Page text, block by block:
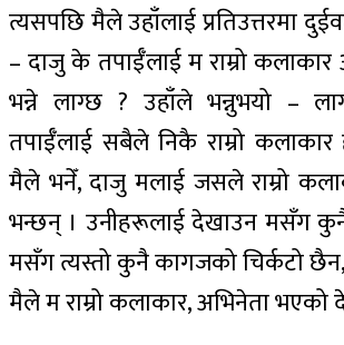
त्यसपछि मैले उहाँलाई प्रतिउत्तरमा
– दाजु के तपाईँलाई म राम्रो
भन्ने लाग्छ ? उहाँले भन्नुभयो –
तपाईँलाई सबैले निकै राम्रो
मैले भनेँ, दाजु मलाई जसले राम्रो
भन्छन् । उनीहरूलाई देखाउन मसँग कुनै
मसँग त्यस्तो कुनै कागजको चिर्कटो
मैले म राम्रो कलाकार, अभिनेता